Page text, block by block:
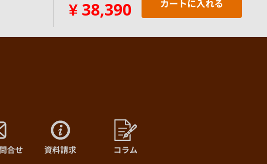
¥106,470
(@393.2)
¥104,870
(@388.4)
¥ 38,390 カートに入れる
合せ 資料請求 コラム